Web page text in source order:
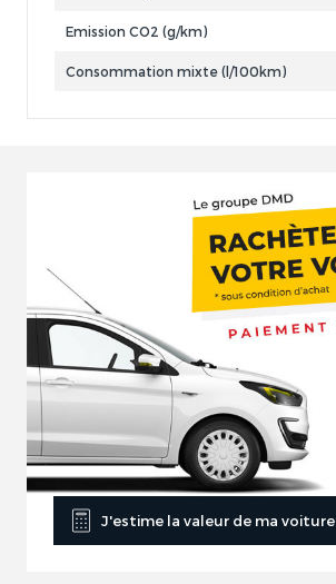
Emission CO2 (g/km)
Consommation mixte (l/100km)
J'estime la valeur de ma voiture